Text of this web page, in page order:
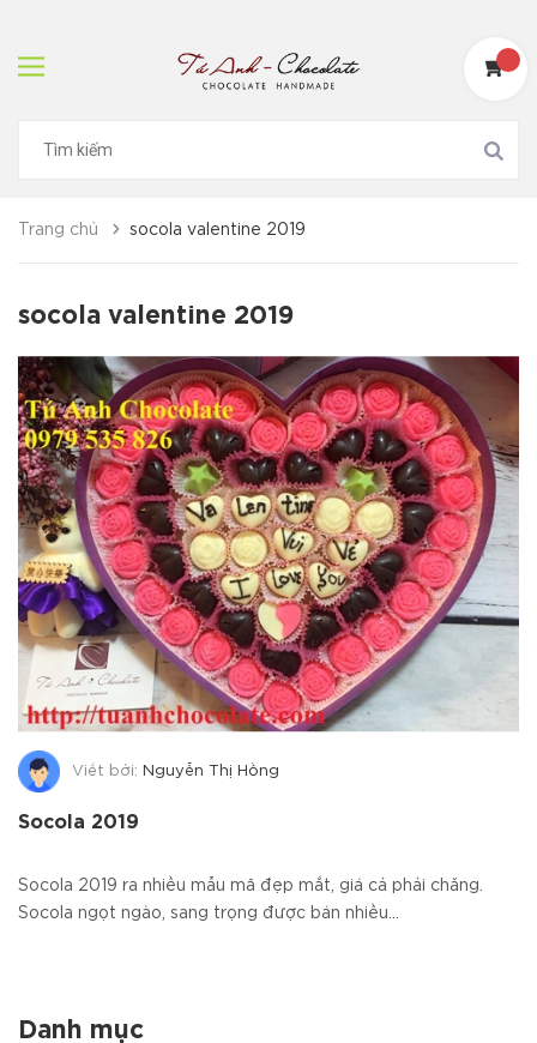
Trang chủ socola valentine 2019
socola valentine 2019
Viết bởi: Nguyễn Thị Hồng
Socola 2019
Socola 2019 ra nhiều mẫu mã đẹp mắt, giá cả phải chăng.
Socola ngọt ngào, sang trọng được bán nhiều...
Danh mục